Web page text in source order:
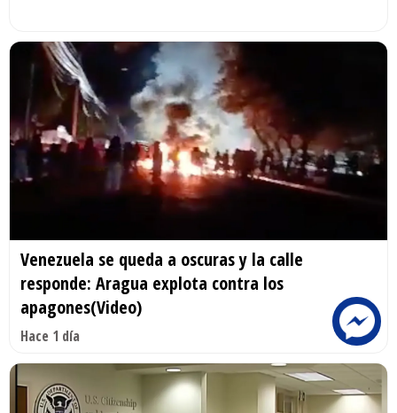
Venezuela se queda a oscuras y la calle
responde: Aragua explota contra los
apagones(Video)
Hace 1 día